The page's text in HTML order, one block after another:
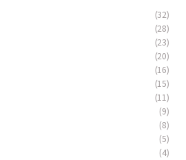
(32)
(28)
(23)
(20)
(16)
(15)
(11)
(9)
(8)
(5)
(4)